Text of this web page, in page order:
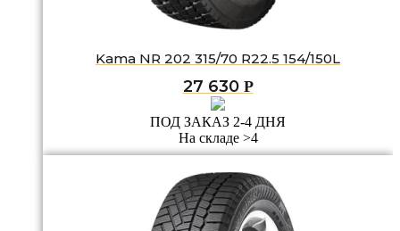
Kama NR 202 315/70 R22.5 154/150L
27 630 Р
ПОД ЗАКАЗ 2-4 ДНЯ
На складе >4